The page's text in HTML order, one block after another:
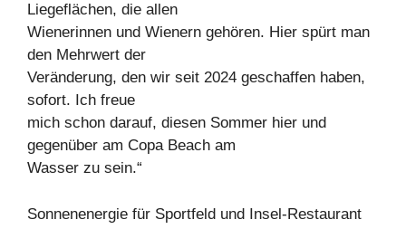
Liegeflächen, die allen
Wienerinnen und Wienern gehören. Hier spürt man
den Mehrwert der
Veränderung, den wir seit 2024 geschaffen haben,
sofort. Ich freue
mich schon darauf, diesen Sommer hier und
gegenüber am Copa Beach am
Wasser zu sein.“
Sonnenenergie für Sportfeld und Insel-Restaurant